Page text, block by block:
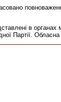
в
Партії.